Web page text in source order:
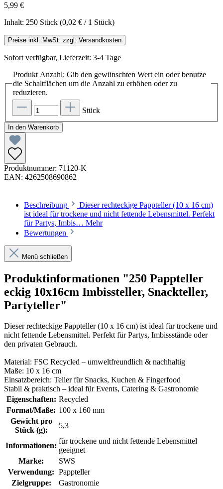
5,99 €
Inhalt: 250 Stück (0,02 € / 1 Stück)
Preise inkl. MwSt. zzgl. Versandkosten
Sofort verfügbar, Lieferzeit: 3-4 Tage
Produkt Anzahl: Gib den gewünschten Wert ein oder benutze
die Schaltflächen um die Anzahl zu erhöhen oder zu
reduzieren.
Stück
In den Warenkorb
Produktnummer: 71120-K
EAN: 4262508690862
Beschreibung
Dieser rechteckige Pappteller (10 x 16 cm)
ist ideal für trockene und nicht fettende Lebensmittel. Perfekt
für Partys, Imbis… Mehr
Bewertungen
Menü schließen
Produktinformationen "250 Pappteller
eckig 10x16cm Imbissteller, Snackteller,
Partyteller"
Dieser rechteckige Pappteller (10 x 16 cm) ist ideal für trockene und
nicht fettende Lebensmittel. Perfekt für Partys, Imbissstände oder
den privaten Gebrauch.
Material: FSC Recycled – umweltfreundlich & nachhaltig
Maße: 10 x 16 cm
Einsatzbereich: Teller für Snacks, Kuchen & Fingerfood
Stabil & praktisch – ideal für Events, Catering & Gastronomie
Eigenschaften: Recycled
Format/Maße: 100 x 160 mm
Gewicht pro
Stück (g):
5,3
Informationen:
für trockene und nicht fettende Lebensmittel
geeignet
Marke:
SWS
Verwendung: Pappteller
Zielgruppe:
Gastronomie